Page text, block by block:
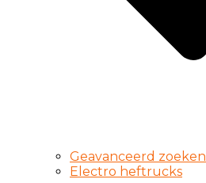
Geavanceerd zoeken
Electro heftrucks